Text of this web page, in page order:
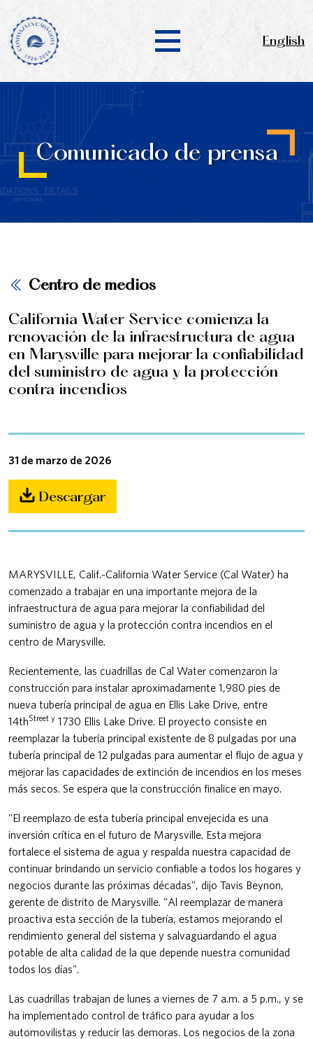
English
Comunicado de prensa
Centro de medios
California Water Service comienza la
renovación de la infraestructura de agua
en Marysville para mejorar la confiabilidad
del suministro de agua y la protección
contra incendios
31 de marzo de 2026
Descargar
MARYSVILLE, Calif.-California Water Service (Cal Water) ha
comenzado a trabajar en una importante mejora de la
infraestructura de agua para mejorar la confiabilidad del
suministro de agua y la protección contra incendios en el
centro de Marysville.
Recientemente, las cuadrillas de Cal Water comenzaron la
construcción para instalar aproximadamente 1,980 pies de
nueva tubería principal de agua en Ellis Lake Drive, entre
14thStreet y 1730 Ellis Lake Drive. El proyecto consiste en
reemplazar la tubería principal existente de 8 pulgadas por una
tubería principal de 12 pulgadas para aumentar el flujo de agua y
mejorar las capacidades de extinción de incendios en los meses
más secos. Se espera que la construcción finalice en mayo.
"El reemplazo de esta tubería principal envejecida es una
inversión crítica en el futuro de Marysville. Esta mejora
fortalece el sistema de agua y respalda nuestra capacidad de
continuar brindando un servicio confiable a todos los hogares y
negocios durante las próximas décadas", dijo Tavis Beynon,
gerente de distrito de Marysville. "Al reemplazar de manera
proactiva esta sección de la tubería, estamos mejorando el
rendimiento general del sistema y salvaguardando el agua
potable de alta calidad de la que depende nuestra comunidad
todos los días".
Las cuadrillas trabajan de lunes a viernes de 7 a.m. a 5 p.m., y se
ha implementado control de tráfico para ayudar a los
automovilistas y reducir las demoras. Los negocios de la zona